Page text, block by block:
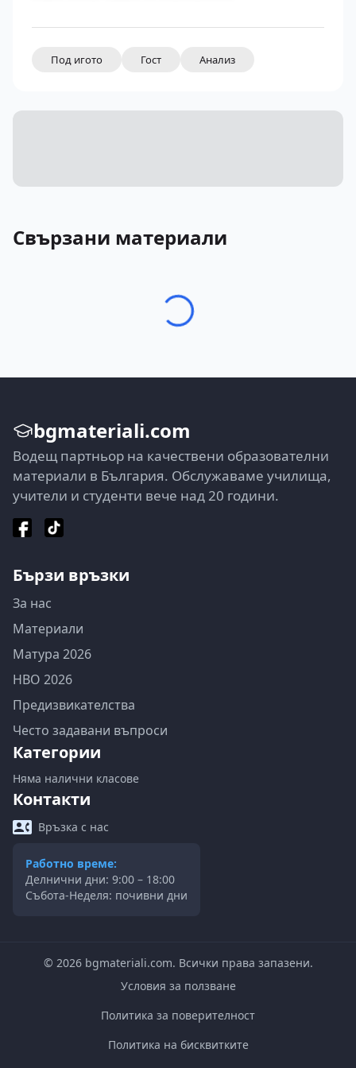
Под игото Гост Анализ
Свързани материали
bgmateriali.com
Водещ партньор на качествени образователни
материали в България. Обслужаваме училища,
учители и студенти вече над 20 години.
Бързи връзки
За нас
Материали
Матура 2026
НВО 2026
Предизвикателства
Често задавани въпроси
Категории
Няма налични класове
Контакти
Връзка с нас
Работно време:
Делнични дни: 9:00 – 18:00
Събота-Неделя: почивни дни
© 2026bgmateriali.com. Всички права запазени.
Условия за ползване
Политика за поверителност
Политика на бисквитките